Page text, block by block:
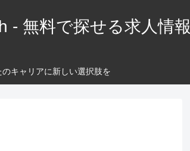
- 無料で探せる求人情報
のキャリアに新しい選択肢を